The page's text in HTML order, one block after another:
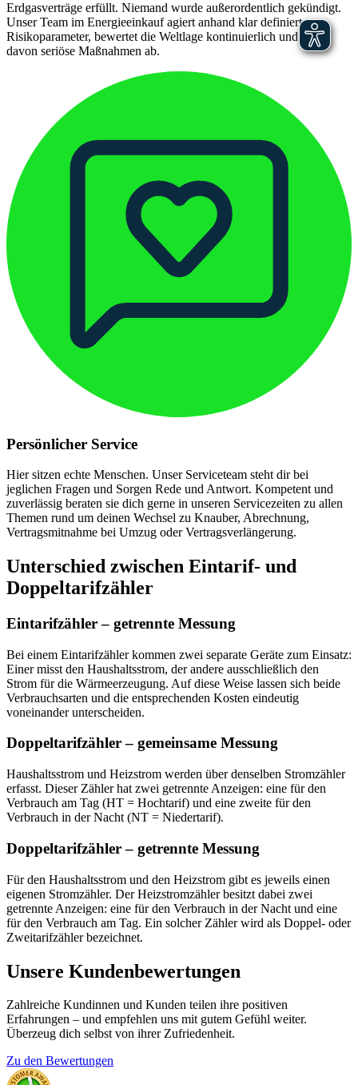
Erdgasverträge erfüllt. Niemand wurde außerordentlich gekündigt.
Unser Team im Energieeinkauf agiert anhand klar definierter
Risikoparameter, bewertet die Weltlage kontinuierlich und leitet
davon seriöse Maßnahmen ab.
Persönlicher Service
Hier sitzen echte Menschen. Unser Serviceteam steht dir bei
jeglichen Fragen und Sorgen Rede und Antwort. Kompetent und
zuverlässig beraten sie dich gerne in unseren Servicezeiten zu allen
Themen rund um deinen Wechsel zu Knauber, Abrechnung,
Vertragsmitnahme bei Umzug oder Vertragsverlängerung.
Unterschied zwischen Eintarif- und
Doppeltarifzähler
Eintarifzähler – getrennte Messung
Bei einem Eintarifzähler kommen zwei separate Geräte zum Einsatz:
Einer misst den Haushaltsstrom, der andere ausschließlich den
Strom für die Wärmeerzeugung. Auf diese Weise lassen sich beide
Verbrauchsarten und die entsprechenden Kosten eindeutig
voneinander unterscheiden.
Doppeltarifzähler – gemeinsame Messung
Haushaltsstrom und Heizstrom werden über denselben Stromzähler
erfasst. Dieser Zähler hat zwei getrennte Anzeigen: eine für den
Verbrauch am Tag (HT = Hochtarif) und eine zweite für den
Verbrauch in der Nacht (NT = Niedertarif).
Doppeltarifzähler – getrennte Messung
Für den Haushaltsstrom und den Heizstrom gibt es jeweils einen
eigenen Stromzähler. Der Heizstromzähler besitzt dabei zwei
getrennte Anzeigen: eine für den Verbrauch in der Nacht und eine
für den Verbrauch am Tag. Ein solcher Zähler wird als Doppel- oder
Zweitarifzähler bezeichnet.
Unsere Kundenbewertungen
Zahlreiche Kundinnen und Kunden teilen ihre positiven
Erfahrungen – und empfehlen uns mit gutem Gefühl weiter.
Überzeug dich selbst von ihrer Zufriedenheit.
Zu den Bewertungen